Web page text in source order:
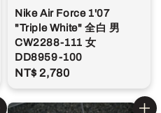
Nike Air Force 1'07
"Triple White" 全白 男
CW2288-111 女
DD8959-100
Regular
price
NT$ 2,780